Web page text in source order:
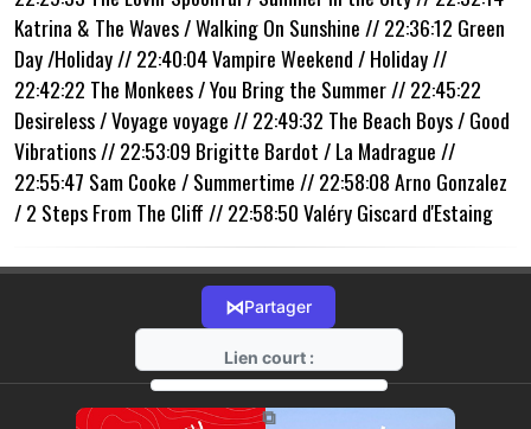
Katrina & The Waves / Walking On Sunshine // 22:36:12 Green
Day /Holiday // 22:40:04 Vampire Weekend / Holiday //
22:42:22 The Monkees / You Bring the Summer // 22:45:22
Desireless / Voyage voyage // 22:49:32 The Beach Boys / Good
Vibrations // 22:53:09 Brigitte Bardot / La Madrague //
22:55:47 Sam Cooke / Summertime // 22:58:08 Arno Gonzalez
/ 2 Steps From The Cliff // 22:58:50 Valéry Giscard d'Estaing
⋈Partager
Lien court :
https://radio-g.fr?18407
⧉